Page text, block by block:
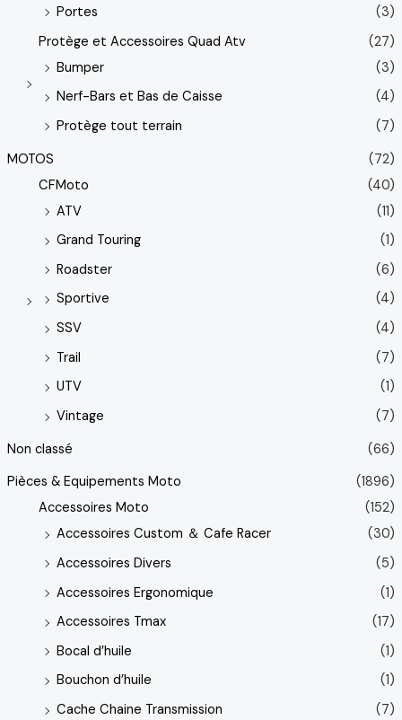
Portes
(3)
Protège et Accessoires Quad Atv
(27)
Bumper
(3)
Nerf-Bars et Bas de Caisse
(4)
Protège tout terrain
(7)
MOTOS
(72)
CFMoto
(40)
ATV
(11)
Grand Touring
(1)
Roadster
(6)
Sportive
(4)
SSV
(4)
Trail
(7)
UTV
(1)
Vintage
(7)
Non classé
(66)
Pièces & Equipements Moto
(1896)
Accessoires Moto
(152)
Accessoires Custom ＆ Cafe Racer
(30)
Accessoires Divers
(5)
Accessoires Ergonomique
(1)
Accessoires Tmax
(17)
Bocal d’huile
(1)
Bouchon d’huile
(1)
Cache Chaine Transmission
(7)